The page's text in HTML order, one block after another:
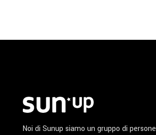
Noi di Sunup siamo un gruppo di persone